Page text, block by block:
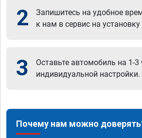
2
Запишитесь на удобное
к нам в сервис на
3
Оставьте автомобиль на 1-3
индивидуальной настройки.
Почему нам можно